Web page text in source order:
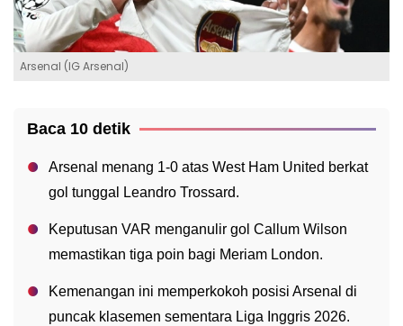
Arsenal (IG Arsenal)
Baca 10 detik
Arsenal menang 1-0 atas West Ham United berkat
gol tunggal Leandro Trossard.
Keputusan VAR menganulir gol Callum Wilson
memastikan tiga poin bagi Meriam London.
Kemenangan ini memperkokoh posisi Arsenal di
puncak klasemen sementara Liga Inggris 2026.